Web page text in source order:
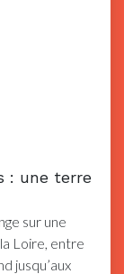
: une terre
sur une
Loire, entre
jusqu’aux